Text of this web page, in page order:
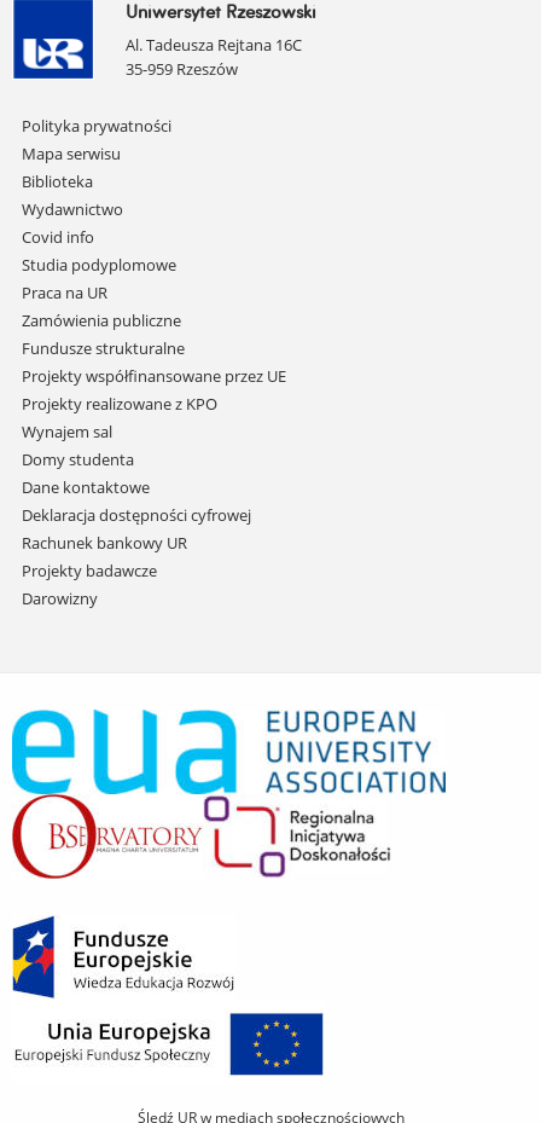
Uniwersytet Rzeszowski
Al. Tadeusza Rejtana 16C
35-959 Rzeszów
Pomiń
nawigację
i
przejdź
do
treści
Polityka prywatności
Mapa serwisu
Biblioteka
Wydawnictwo
Covid info
Studia podyplomowe
Praca na UR
Zamówienia publiczne
Fundusze strukturalne
Projekty współfinansowane przez UE
Projekty realizowane z KPO
Wynajem sal
Domy studenta
Dane kontaktowe
Deklaracja dostępności cyfrowej
Rachunek bankowy UR
Projekty badawcze
Darowizny
Śledź UR w mediach społecznościowych